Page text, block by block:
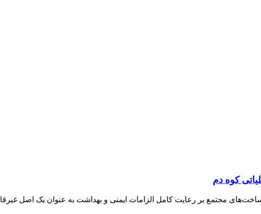
کوه دم
مجتمع بر رعایت کامل الزامات ایمنی و بهداشت به عنوان یک اصل